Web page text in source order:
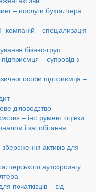
– послуги бухгалтера
компаній – спеціализація
бізнес-груп
– супровід з
особи підприємця –
діловодство
– інструмент оцінки
і запобігання
активів для
аутсорсингу
початківців – від